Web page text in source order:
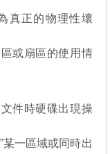
真正的物理性壞
或扇區的使用情
件時硬碟出現操
某一區域或同時出